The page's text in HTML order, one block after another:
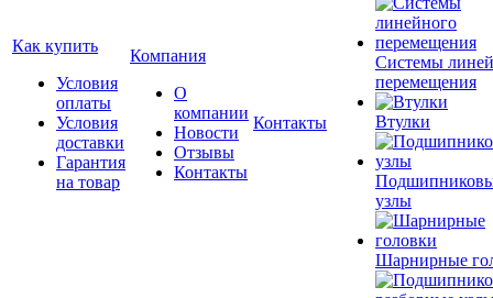
Как купить
Условия
оплаты
Условия
доставки
Гарантия
на товар
Компания
О
компании
Новости
Отзывы
Контакты
Контакты
Системы
перемещения
Втулки
узлы
Шарнирные